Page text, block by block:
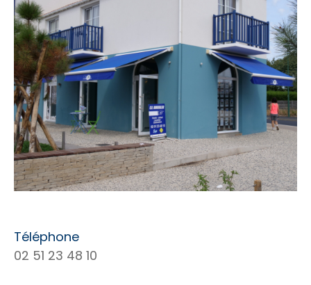
Téléphone
02 51 23 48 10